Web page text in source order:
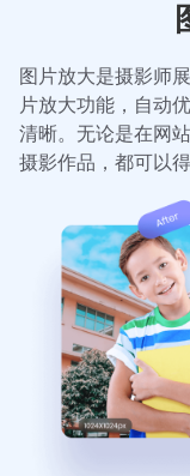
图片放大是摄影师
片放大功能，自动
清晰。无论是在网
摄影作品，都可以